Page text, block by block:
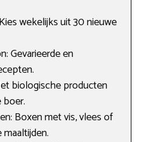
wekelijks uit 30 nieuwe
Gevarieerde en
biologische producten
boer.
Boxen met vis, vlees of